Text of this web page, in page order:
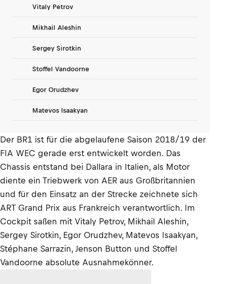
Vitaly Petrov
Mikhail Aleshin
Sergey Sirotkin
Stoffel Vandoorne
Egor Orudzhev
Matevos Isaakyan
Der BR1 ist für die abgelaufene Saison 2018/19 der
FIA WEC gerade erst entwickelt worden. Das
Chassis entstand bei Dallara in Italien, als Motor
diente ein Triebwerk von AER aus Großbritannien
und für den Einsatz an der Strecke zeichnete sich
ART Grand Prix aus Frankreich verantwortlich. Im
Cockpit saßen mit Vitaly Petrov, Mikhail Aleshin,
Sergey Sirotkin, Egor Orudzhev, Matevos Isaakyan,
Stéphane Sarrazin, Jenson Button und Stoffel
Vandoorne absolute Ausnahmekönner.